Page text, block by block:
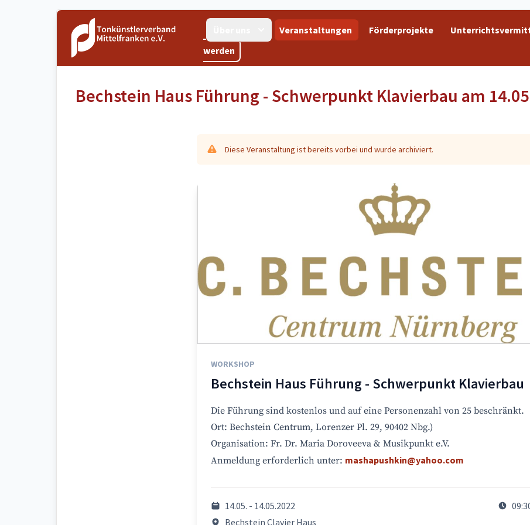
Veranstaltungen Förderprojekte
werden
Bechstein Haus Führung - Schwerpunkt Klavierbau am
Diese Veranstaltung ist bereits vorbei und wurde archiviert.
WORKSHOP
Bechstein Haus Führung - Schwerpunkt Klavierbau
Die Führung sind kostenlos und auf eine Personenzahl von 25 beschränkt.
Ort: Bechstein Centrum, Lorenzer Pl. 29, 90402 Nbg.)
Organisation: Fr. Dr. Maria Doroveeva & Musikpunkt e.V.
Anmeldung erforderlich unter: mashapushkin@yahoo.com
14.05. - 14.05.2022
Bechstein Clavier Haus